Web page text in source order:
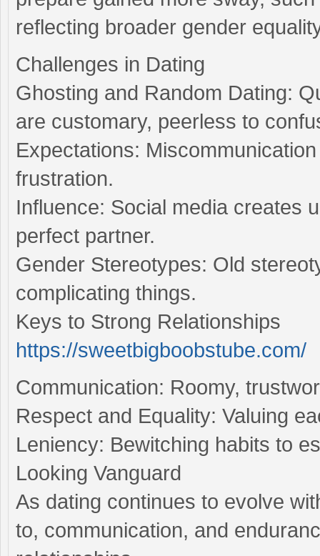
reflecting broader gender
Challenges in Dating
Ghosting and Random Dating:
are customary, peerless to
Expectations:
frustration.
Influence: Social media creates
perfect partner.
Gender Stereotypes: Old
complicating things.
Keys to Strong Relationships
https://sweetbigboobstube.com/
Communication: Roomy,
Respect and Equality: Valuing
Leniency: Bewitching habits to
Looking Vanguard
As dating continues to evolve
to, communication, and